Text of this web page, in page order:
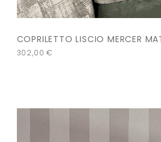
COPRILETTO LISCIO MERCER
302,00€